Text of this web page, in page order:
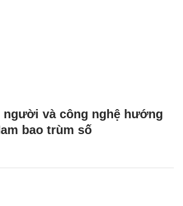
người và công nghệ hướng
bao trùm số